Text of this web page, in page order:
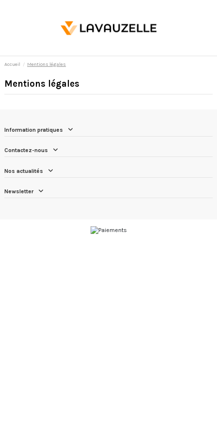
Accueil Mentions légales
Mentions légales
Information pratiques
Contactez-nous
Nos actualités
Newsletter